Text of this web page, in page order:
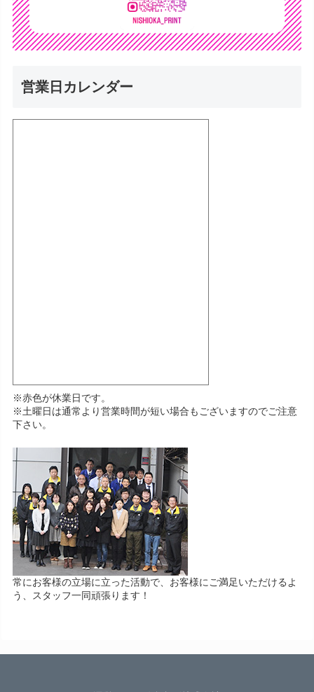
営業日カレンダー
※赤色が休業日です。
※土曜日は通常より営業時間が短い場合もございますのでご注意
下さい。
常にお客様の立場に立った活動で、お客様にご満足いただけるよ
う、スタッフ一同頑張ります！